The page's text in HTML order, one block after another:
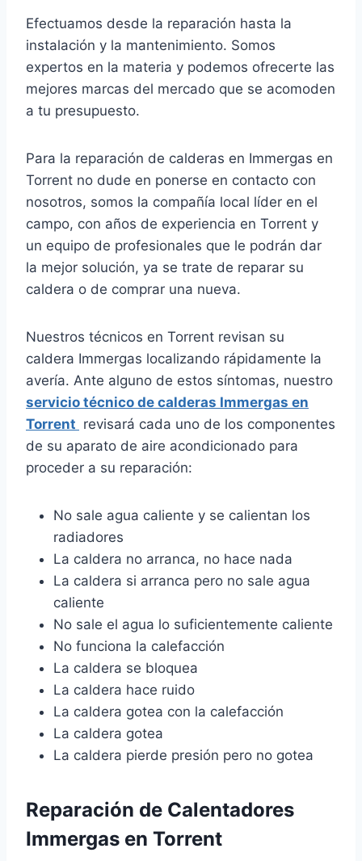
Efectuamos desde la reparación hasta la
instalación y la mantenimiento. Somos
expertos en la materia y podemos ofrecerte las
mejores marcas del mercado que se acomoden
a tu presupuesto.
Para la reparación de calderas en Immergas en
Torrent no dude en ponerse en contacto con
nosotros, somos la compañía local líder en el
campo, con años de experiencia en Torrent y
un equipo de profesionales que le podrán dar
la mejor solución, ya se trate de reparar su
caldera o de comprar una nueva.
Nuestros técnicos en Torrent revisan su
caldera Immergas localizando rápidamente la
avería. Ante alguno de estos síntomas, nuestro
servicio técnico de calderas Immergas en
Torrent revisará cada uno de los componentes
de su aparato de aire acondicionado para
proceder a su reparación:
No sale agua caliente y se calientan los
radiadores
La caldera no arranca, no hace nada
La caldera si arranca pero no sale agua
caliente
No sale el agua lo suficientemente caliente
No funciona la calefacción
La caldera se bloquea
La caldera hace ruido
La caldera gotea con la calefacción
La caldera gotea
La caldera pierde presión pero no gotea
Reparación de Calentadores
Immergas en Torrent